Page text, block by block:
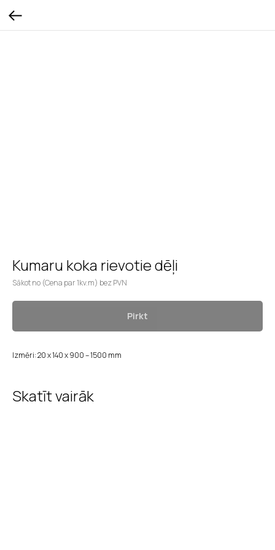
Kumaru koka rievotie dēļi
Sākot no (Cena par 1kv.m) bez PVN
Pirkt
Izmēri: 20 x 140 x 900 – 1500 mm
Skatīt vairāk